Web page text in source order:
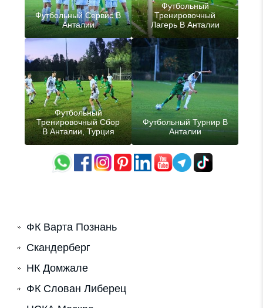
Футбольный Сервис В
Анталии
Футбольный
Тренировочный
Лагерь В Анталии
Футбольный
Тренировочный Сбор
В Анталии, Турция
Футбольный Турнир В
Анталии
ФК Варта Познань
Скандерберг
НК Домжале
ФК Слован Либерец